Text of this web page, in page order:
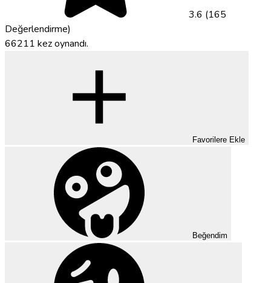
3.6 (165
Değerlendirme)
66211 kez oynandı.
Favorilere Ekle
Beğendim